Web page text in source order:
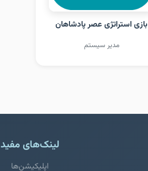
بازی استراتژی عصر پادشاهان
مدیر سیستم
لینک‌های مفید
اپلیکیشن‌ها